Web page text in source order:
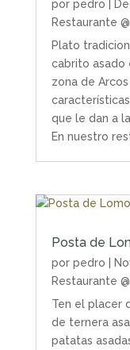
por pedro
Restaurante
Plato
cabrito asado
zona de
que le dan a
En nuestro
Posta de
por pedro
Restaurante
Ten el placer
de ternera
patatas